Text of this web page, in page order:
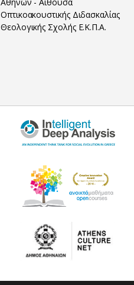
Οπτικοακουστικής Διδασκαλίας
Θεολογικής Σχολής Ε.Κ.Π.Α.